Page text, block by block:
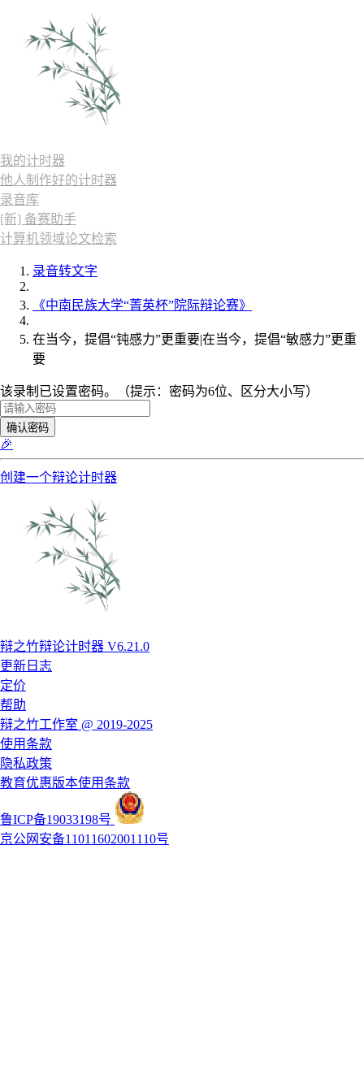
我的计时器
他人制作好的计时器
录音库
[新] 备赛助手
计算机领域论文检索
录音转文字
《中南民族大学“菁英杯”院际辩论赛》
在当今，提倡“钝感力”更重要|在当今，提倡“敏感力”更重
要
该录制已设置密码。（提示：密码为6位、区分大小写）
确认密码
🎉
创建一个辩论计时器
辩之竹辩论计时器 V6.21.0
更新日志
定价
帮助
辩之竹工作室 @ 2019-2025
使用条款
隐私政策
教育优惠版本使用条款
鲁ICP备19033198号
京公网安备11011602001110号